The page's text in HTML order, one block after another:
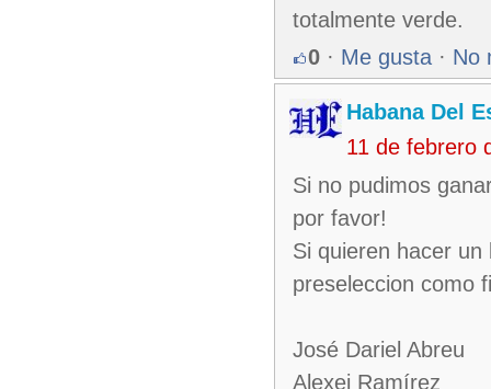
totalmente verde.
0 · Me gusta · No
Habana Del
11 de febrero
Si no pudimos
por favor!
Si quieren hacer
preseleccion como
José Dariel Abreu
Alexei Ramírez